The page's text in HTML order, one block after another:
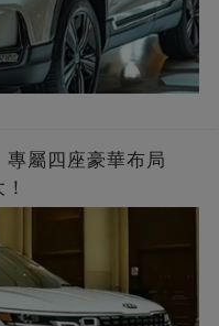
屬四座豪華布局